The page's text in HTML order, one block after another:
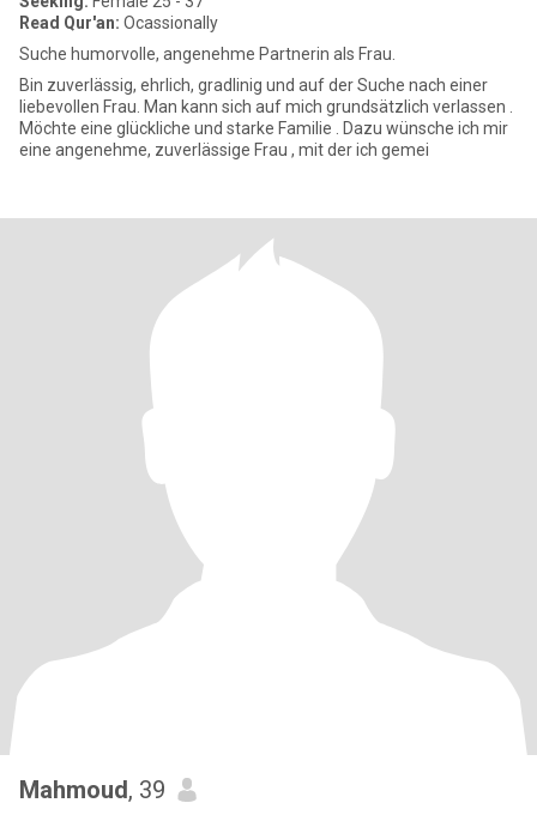
Read Qur'an: Ocassionally
Suche humorvolle, angenehme Partnerin als Frau.
Bin zuverlässig, ehrlich, gradlinig und auf der Suche nach einer
liebevollen Frau. Man kann sich auf mich grundsätzlich verlassen .
Möchte eine glückliche und starke Familie . Dazu wünsche ich mir
eine angenehme, zuverlässige Frau , mit der ich gemei
Mahmoud, 39